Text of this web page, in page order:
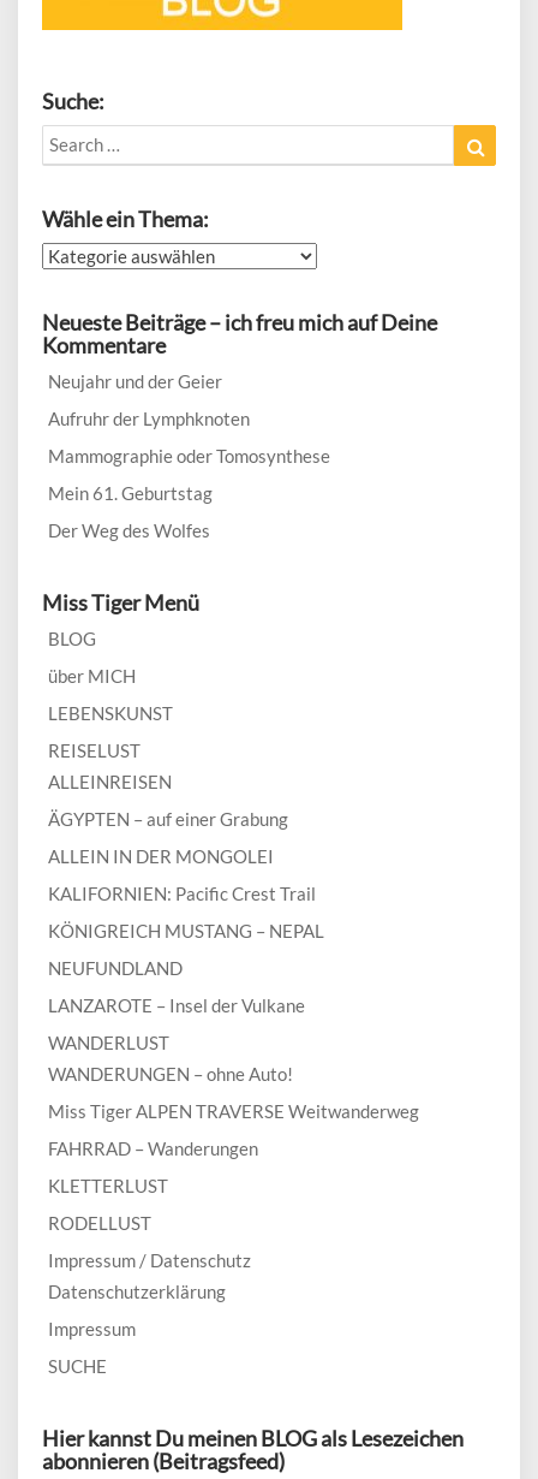
Suche:
Search
for:
Wähle ein Thema:
Wähle
Neueste Beiträge – ich freu mich auf Deine
Kommentare
Neujahr und der Geier
Aufruhr der Lymphknoten
Mammographie oder Tomosynthese
Mein 61. Geburtstag
Der Weg des Wolfes
Miss Tiger Menü
BLOG
über MICH
LEBENSKUNST
REISELUST
ALLEINREISEN
ÄGYPTEN – auf einer Grabung
ALLEIN IN DER MONGOLEI
KALIFORNIEN: Pacific Crest Trail
KÖNIGREICH MUSTANG – NEPAL
NEUFUNDLAND
LANZAROTE – Insel der Vulkane
WANDERLUST
WANDERUNGEN – ohne Auto!
Miss Tiger ALPEN TRAVERSE Weitwanderweg
FAHRRAD – Wanderungen
KLETTERLUST
RODELLUST
Impressum / Datenschutz
Datenschutzerklärung
Impressum
SUCHE
Hier kannst Du meinen BLOG als Lesezeichen
abonnieren (Beitragsfeed)